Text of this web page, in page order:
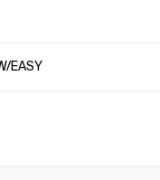
les temps de cycle, en
EASY